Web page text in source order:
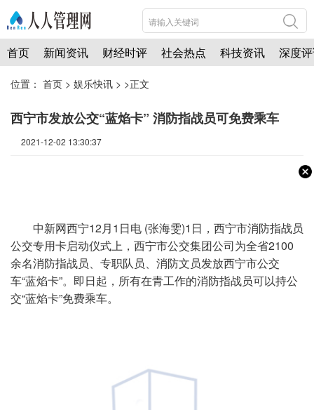
首页 新闻资讯 财经时评 社会热点 科技资讯 深度
位置： 首页 > 娱乐快讯 > >正文
西宁市发放公交“蓝焰卡” 消防指战员可免费乘车
2021-12-02 13:30:37
中新网西宁12月1日电 (张海雯)1日，西宁市消防指战员
公交专用卡启动仪式上，西宁市公交集团公司为全省2100
余名消防指战员、专职队员、消防文员发放西宁市公交
车“蓝焰卡”。即日起，所有在青工作的消防指战员可以持公
交“蓝焰卡”免费乘车。